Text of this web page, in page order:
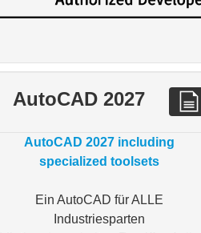
AutoCAD 2027
AutoCAD 2027 including
specialized toolsets
Ein AutoCAD für ALLE
Industriesparten